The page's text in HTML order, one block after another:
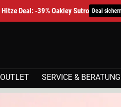
Hitze Deal: -39% Oakley Sutro Deal
OUTLET SERVICE & BERATUNG